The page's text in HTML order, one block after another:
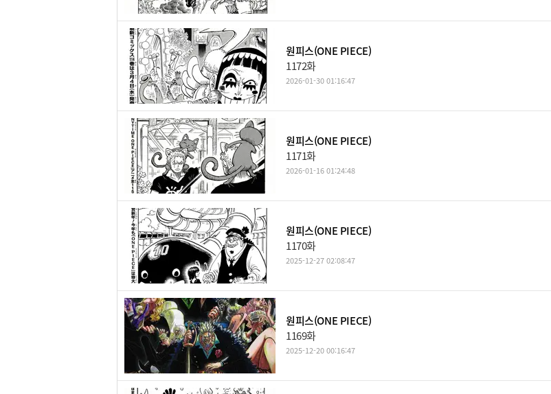
원피스(ONE PIECE)
1172화
2026-01-30 01:16:47
원피스(ONE PIECE)
1171화
2026-01-16 01:24:48
원피스(ONE PIECE)
1170화
2025-12-27 02:08:47
원피스(ONE PIECE)
1169화
2025-12-20 00:16:47